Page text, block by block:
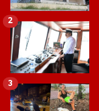
2
3